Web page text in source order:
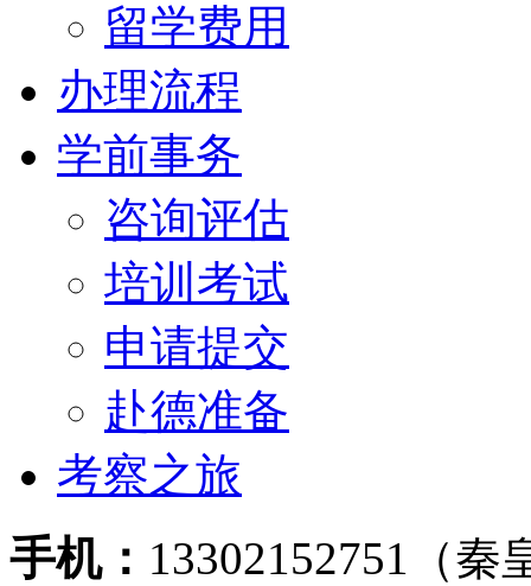
留学费用
办理流程
学前事务
咨询评估
培训考试
申请提交
赴德准备
考察之旅
手机： 13302152751（秦